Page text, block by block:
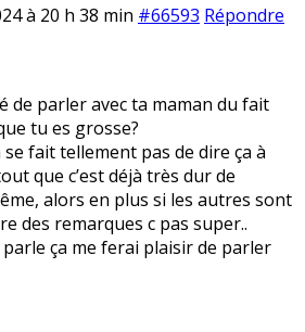
à 20 h 38 min #66593 Répondre
de parler avec ta maman du fait
tu es grosse?
se fait tellement pas de dire ça à
que c’est déjà très dur de
alors en plus si les autres sont
des remarques c pas super..
parle ça me ferai plaisir de parler